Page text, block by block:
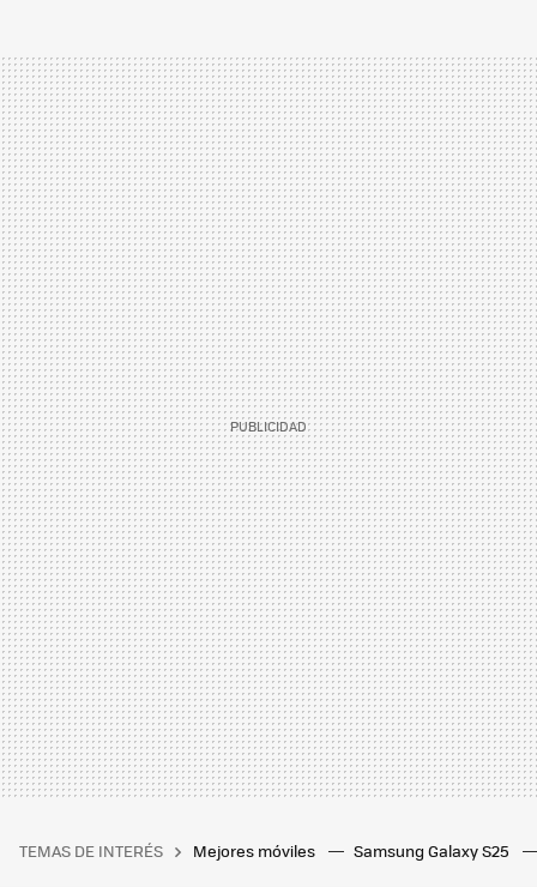
TEMAS DE INTERÉS Mejores móviles Samsung Galaxy S25